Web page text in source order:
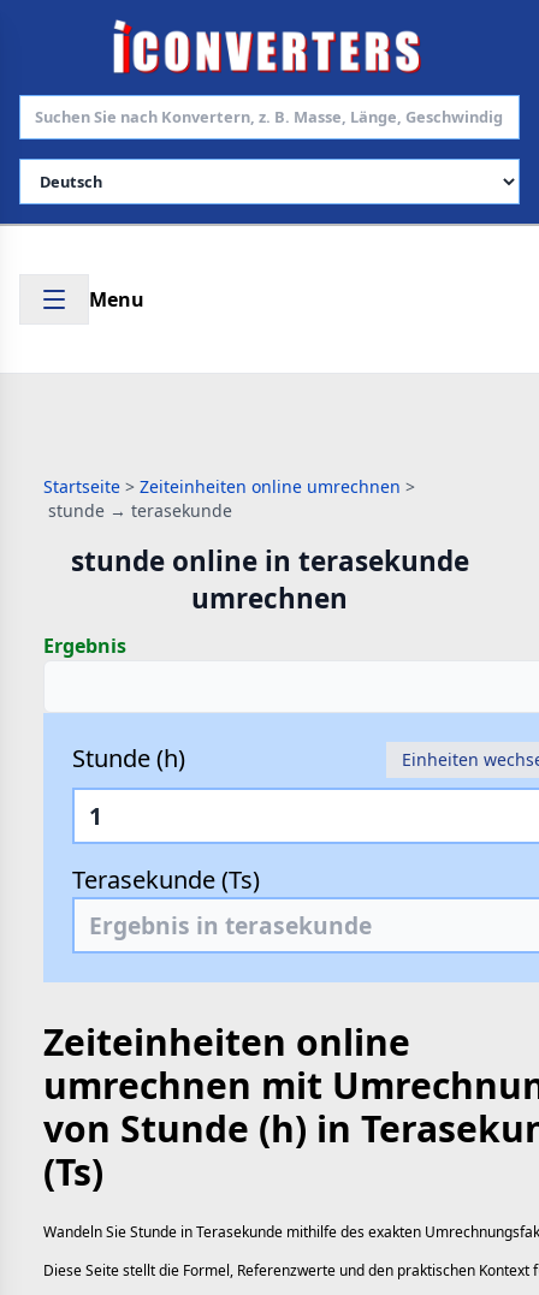
Sprache auswählen
Menu
Startseite > Zeiteinheiten online umrechnen >
stunde → terasekunde
stunde online in terasekunde
umrechnen
Ergebnis
Stunde (h) Einheiten
Terasekunde (Ts)
Zeiteinheiten online
umrechnen mit
von Stunde (h) in
(Ts)
Wandeln Sie Stunde in Terasekunde mithilfe des exakten
Diese Seite stellt die Formel, Referenzwerte und den praktischen Kontext